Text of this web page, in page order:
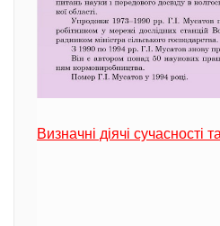
Визначні діячі сучасності